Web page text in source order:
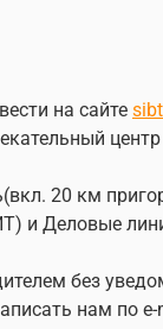
на сайте
20 км
и Деловые
без
нам по